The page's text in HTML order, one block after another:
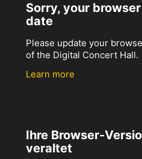
Sorry, your
date
Please update your
of the Digital Concert Hall.
Learn more
Ihre Browser-
veraltet